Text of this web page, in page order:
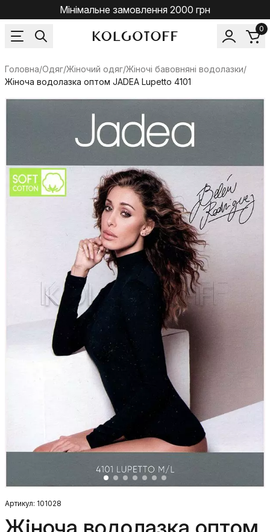
Мінімальне замовлення 2000 грн
0
Головна/Одяг/Жіночий одяг/Жіночі бавовняні водолазки/
Жіноча водолазка оптом JADEA Lupetto 4101
Артикул: 101028